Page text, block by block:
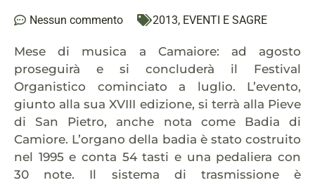
Nessun commento 2013, EVENTI E SAGRE
Mese di musica a Camaiore: ad agosto
proseguirà e si concluderà il Festival
Organistico cominciato a luglio. L’evento,
giunto alla sua XVIII edizione, si terrà alla Pieve
di San Pietro, anche nota come Badia di
Camiore. L’organo della badia è stato costruito
nel 1995 e conta 54 tasti e una pedaliera con
30 note. Il sistema di trasmissione è